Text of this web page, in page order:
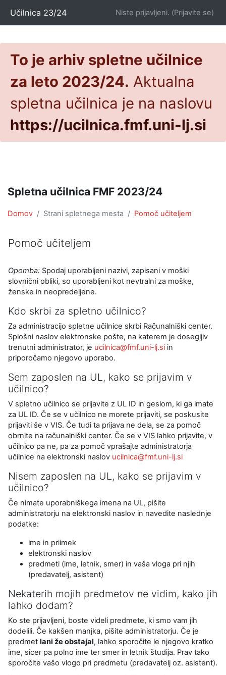
To je arhiv spletne učilnice
za leto 2023/24. Aktualna
spletna učilnica je na naslovu
https://ucilnica.fmf.uni-lj.si
Učilnica 23/24 Niste prijavljeni. (Prijavite se)
Spletna učilnica FMF 2023/24
Domov Strani spletnega mesta Pomoč učiteljem
Pomoč učiteljem
Opomba: Spodaj uporabljeni nazivi, zapisani v moški
slovnični obliki, so uporabljeni kot nevtralni za moške,
ženske in neopredeljene.
Kdo skrbi za spletno učilnico?
Za administracijo spletne učilnice skrbi Računalniški center.
Splošni naslov elektronske pošte, na katerem je dosegljiv
trenutni administrator, je ucilnica@fmf.uni-lj.si in
priporočamo njegovo uporabo.
Sem zaposlen na UL, kako se prijavim v
učilnico?
V spletno učilnico se prijavite z UL ID in geslom, ki ga imate
za UL ID. Če se v učilnico ne morete prijaviti, se poskusite
prijaviti še v VIS. Če tudi ta prijava ne dela, se za pomoč
obrnite na računalniški center. Če se v VIS lahko prijavite, v
učilnico pa ne, pa za pomoč vprašajte administratorja
učilnice na elektronski naslov ucilnica@fmf.uni-lj.si
Nisem zaposlen na UL, kako se prijavim v
učilnico?
Če nimate uporabniškega imena na UL, pišite
administratorju na elektronski naslov in navedite naslednje
podatke:
ime in priimek
elektronski naslov
predmeti (ime, letnik, smer) in vaša vloga pri njih
(predavatelj, asistent)
Nekaterih mojih predmetov ne vidim, kako jih
lahko dodam?
Ko ste prijavljeni, boste videli predmete, ki smo vam jih
dodelili. Če kakšen manjka, pišite administratorju. Če je
predmet lani že obstajal, lahko sporočite le njegovo kratko
ime, sicer pa polno ime ter smer in letnik študija. Prav tako
sporočite vašo vlogo pri predmetu (predavatelj oz. asistent).